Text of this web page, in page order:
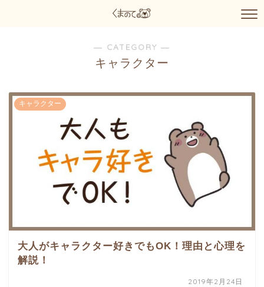
― CATEGORY ―
キャラクター
キャラクター
大人がキャラクター好きでもOK！理由と心理を
解説！
2019年2月24日